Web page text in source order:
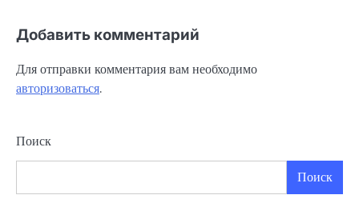
Добавить комментарий
Для отправки комментария вам необходимо
авторизоваться.
Поиск
Поиск